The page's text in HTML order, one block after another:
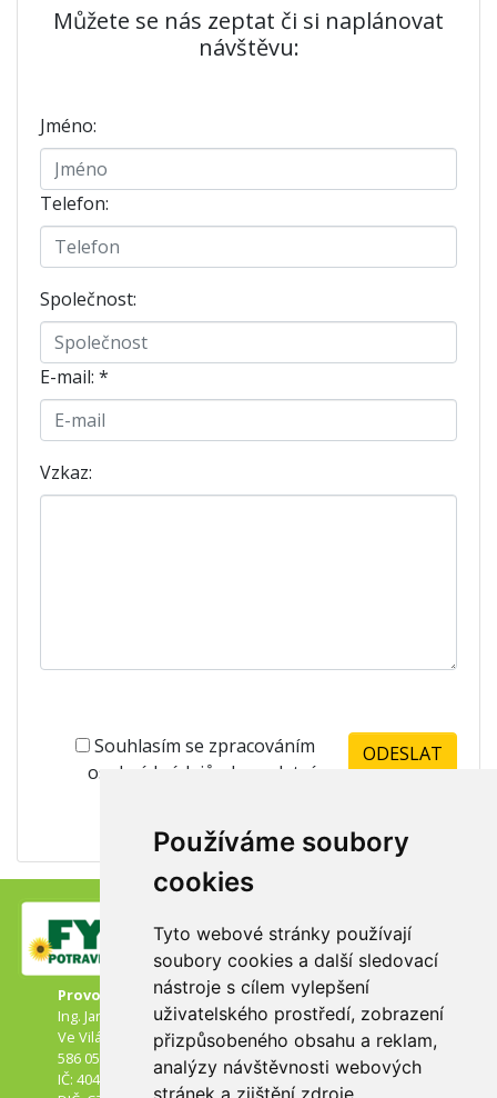
Používáme soubory
cookies
Tyto webové stránky používají
soubory cookies a další sledovací
nástroje s cílem vylepšení
uživatelského prostředí, zobrazení
přizpůsobeného obsahu a reklam,
analýzy návštěvnosti webových
stránek a zjištění zdroje
Můžete se nás zeptat či si naplánovat
návštěvu:
Jméno:
Telefon:
Společnost:
E-mail: *
Vzkaz:
Souhlasím se zpracováním
osobních údajů - kompletní
Provozovatel:
Ing. Jaroslav Drejček
Ve Vilách 3
586 05 Jihlava
IČ: 40471624